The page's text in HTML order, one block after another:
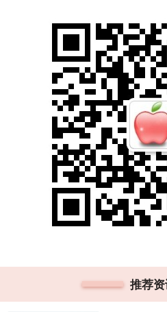
推荐